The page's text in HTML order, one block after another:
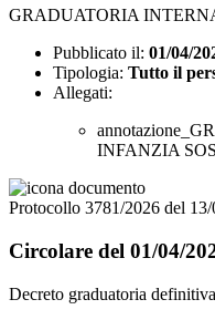
GRADUATORIA
Pubblicato il: 01/04/
Tipologia: Tutto il
Allegati:
INFANZIA
Protocollo 3781/2026 del
Circolare del 01/04/
Decreto graduatoria